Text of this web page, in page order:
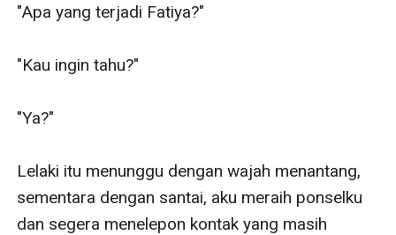
"Apa yang terjadi Fatiya?"
"Kau ingin tahu?"
"Ya?"
Lelaki itu menunggu dengan wajah menantang,
sementara dengan santai, aku meraih ponselku
dan segera menelepon kontak yang masih